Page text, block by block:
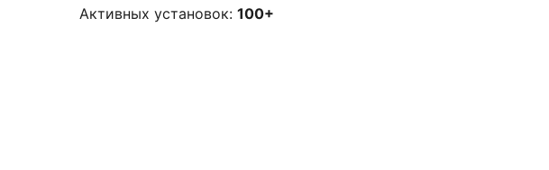
Активных установок: 100+